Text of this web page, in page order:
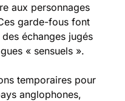
aux personnages
garde-fous font
échanges jugés
« sensuels ».
temporaires pour
anglophones,